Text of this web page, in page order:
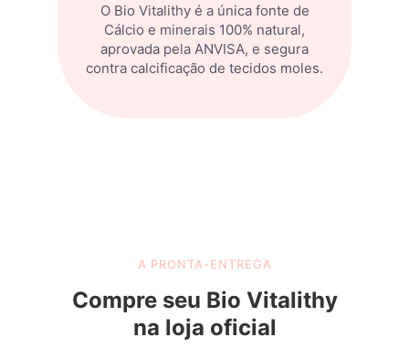
O Bio Vitalithy é a única fonte de
Cálcio e minerais 100% natural,
aprovada pela ANVISA, e segura
contra calcificação de tecidos moles.
A PRONTA-ENTREGA
Compre seu Bio Vitalithy
na loja oficial